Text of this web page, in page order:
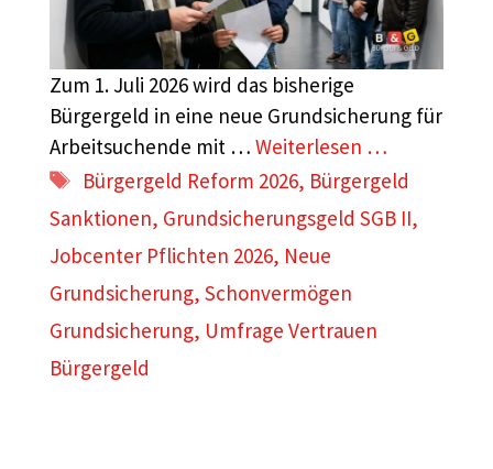
Zum 1. Juli 2026 wird das bisherige
Bürgergeld in eine neue Grundsicherung für
Arbeitsuchende mit … Weiterlesen …
Schlagwörter
Bürgergeld Reform 2026, Bürgergeld
Sanktionen, Grundsicherungsgeld SGB II,
Jobcenter Pflichten 2026, Neue
Grundsicherung, Schonvermögen
Grundsicherung, Umfrage Vertrauen
Bürgergeld